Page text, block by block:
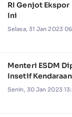
RI Genjot Ekspor
Ini
Selasa, 31 Jan 2023
Menteri ESDM
Insetif
Senin, 30 Jan 2023